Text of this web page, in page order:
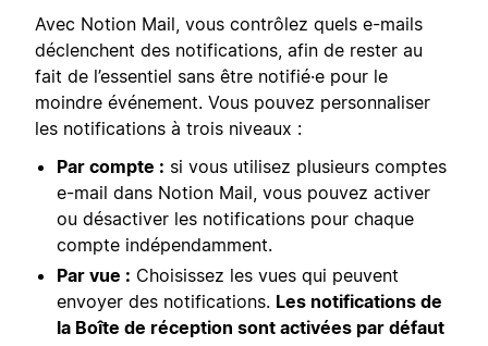
Avec Notion Mail, vous contrôlez quels e-mails
déclenchent des notifications, afin de rester au
fait de l’essentiel sans être notifié·e pour le
moindre événement. Vous pouvez personnaliser
les notifications à trois niveaux :
Par compte : si vous utilisez plusieurs comptes
e-mail dans Notion Mail, vous pouvez activer
ou désactiver les notifications pour chaque
compte indépendamment.
Par vue : Choisissez les vues qui peuvent
envoyer des notifications. Les notifications de
la Boîte de réception sont activées par défaut